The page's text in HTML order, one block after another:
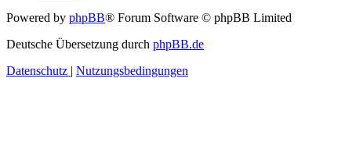
Powered by phpBB® Forum Software © phpBB Limited
Deutsche Übersetzung durch phpBB.de
Datenschutz | Nutzungsbedingungen